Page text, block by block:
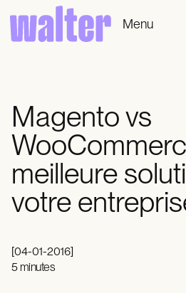
Menu
Magento vs
meilleure
votre
[04-01-2016]
5 minutes